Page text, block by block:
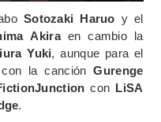
Sotozaki Haruo y el
Akiraen cambio la
Yuki, aunque para el
con la canciónGurenge
con LiSA
.